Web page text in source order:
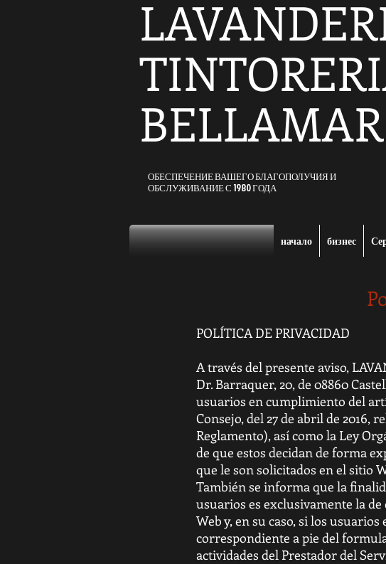
BELLAMAR
ОБЕСПЕЧЕНИЕ ВАШЕГО БЛАГОПОЛУЧИЯ И
ОБСЛУЖИВАНИЕ С 1980 ГОДА
начало бизнес
POLÍTICA DE PRIVACIDAD
A través del presente aviso,
Dr. Barraquer, 20, de 08860
usuarios en cumplimiento del
Consejo, del 27 de abril de 2016,
Reglamento), así como la Ley
de que estos decidan de forma
que le son solicitados en el sitio
También se informa que la
usuarios es exclusivamente la
Web y, en su caso, si los
correspondiente a pie del
actividades del Prestador del